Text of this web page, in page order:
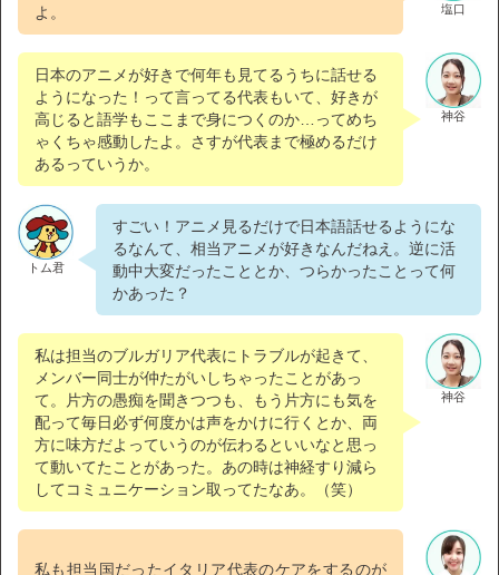
塩口
よ。
神谷
日本のアニメが好きで何年も見てるうちに話せる
ようになった！って言ってる代表もいて、好きが
高じると語学もここまで身につくのか…ってめち
ゃくちゃ感動したよ。さすが代表まで極めるだけ
あるっていうか。
トム君
すごい！アニメ見るだけで日本語話せるようにな
るなんて、相当アニメが好きなんだねえ。逆に活
動中大変だったこととか、つらかったことって何
かあった？
神谷
私は担当のブルガリア代表にトラブルが起きて、
メンバー同士が仲たがいしちゃったことがあっ
て。片方の愚痴を聞きつつも、もう片方にも気を
配って毎日必ず何度かは声をかけに行くとか、両
方に味方だよっていうのが伝わるといいなと思っ
て動いてたことがあった。あの時は神経すり減ら
してコミュニケーション取ってたなあ。（笑）
私も担当国だったイタリア代表のケアをするのが